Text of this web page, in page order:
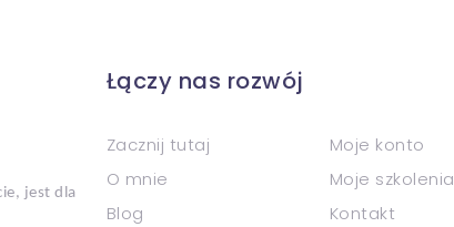
jest dla
Łączy nas rozwój
Zacznij tutaj
O mnie
Blog
Moje konto
Moje szkolenia
Kontakt